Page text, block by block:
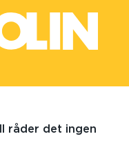
råder det ingen